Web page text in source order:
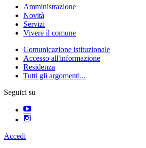
Amministrazione
Novità
Servizi
Vivere il comune
Comunicazione istituzionale
Accesso all'informazione
Residenza
Tutti gli argomenti...
Seguici su
Accedi